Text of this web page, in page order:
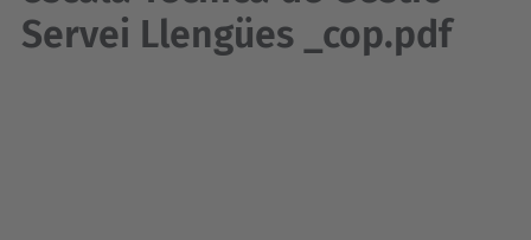
Servei Llengües _cop.pdf